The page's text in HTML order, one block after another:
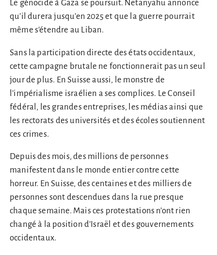
Le génocide à Gaza se poursuit. Netanyahu annonce
qu’il durera jusqu’en 2025 et que la guerre pourrait
même s’étendre au Liban.
Sans la participation directe des états occidentaux,
cette campagne brutale ne fonctionnerait pas un seul
jour de plus. En Suisse aussi, le monstre de
l’impérialisme israélien a ses complices. Le Conseil
fédéral, les grandes entreprises, les médias ainsi que
les rectorats des universités et des écoles soutiennent
ces crimes.
Depuis des mois, des millions de personnes
manifestent dans le monde entier contre cette
horreur. En Suisse, des centaines et des milliers de
personnes sont descendues dans la rue presque
chaque semaine. Mais ces protestations n’ont rien
changé à la position d’Israël et des gouvernements
occidentaux.